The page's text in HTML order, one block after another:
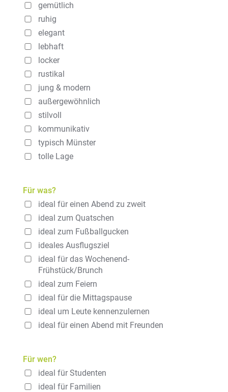
gemütlich
ruhig
elegant
lebhaft
locker
rustikal
jung & modern
außergewöhnlich
stilvoll
kommunikativ
typisch Münster
tolle Lage
Für was?
ideal für einen Abend zu zweit
ideal zum Quatschen
ideal zum Fußballgucken
ideales Ausflugsziel
ideal für das Wochenend-
Frühstück/Brunch
ideal zum Feiern
ideal für die Mittagspause
ideal um Leute kennenzulernen
ideal für einen Abend mit Freunden
Für wen?
ideal für Studenten
ideal für Familien